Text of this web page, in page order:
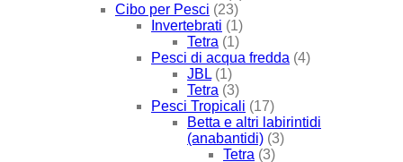
Cibo per Pesci (23)
Invertebrati (1)
Tetra (1)
Pesci di acqua fredda (4)
JBL (1)
Tetra (3)
Pesci Tropicali (17)
Betta e altri labirintidi
(anabantidi) (3)
Tetra (3)